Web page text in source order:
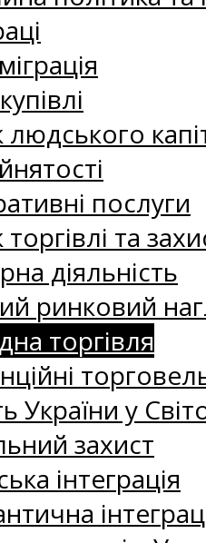
послуги
та
діяльність
ринковий
торгівля
України у
захист
інтеграція